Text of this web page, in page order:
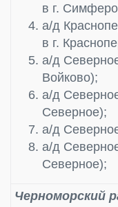
в г.
а/д
в г.
а/д
Войково);
а/д
Северное);
а/д
а/д
Северное);
Черноморский